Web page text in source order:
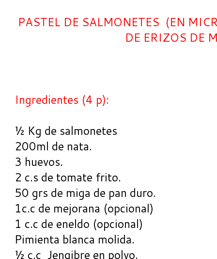
PASTEL DE SALMONETES (EN
DE ERIZOS DE
Ingredientes (4 p):
½ Kg de salmonetes
200ml de nata.
3 huevos.
2 c.s de tomate frito.
50 grs de miga de pan duro.
1c.c de mejorana (opcional)
1 c.c de eneldo (opcional)
Pimienta blanca molida.
½ c.c Jengibre en polvo.